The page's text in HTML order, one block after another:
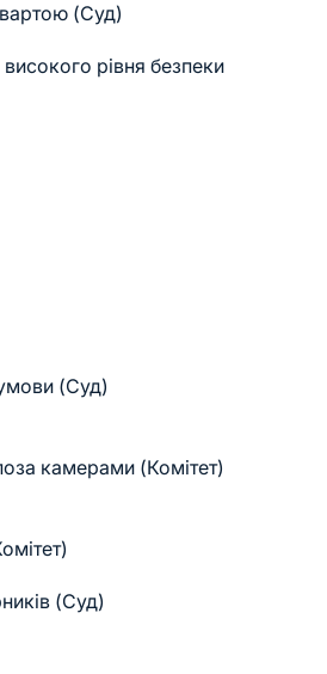
(Суд)
рівня безпеки
умови (Суд)
камерами (Комітет)
(Суд)